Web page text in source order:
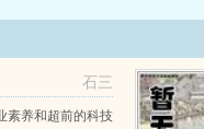
石三
素养和超前的科技